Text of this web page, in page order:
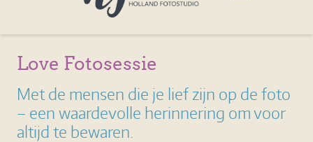
Love Fotosessie
Met de mensen die je lief zijn op de foto
– een waardevolle herinnering om voor
altijd te bewaren.